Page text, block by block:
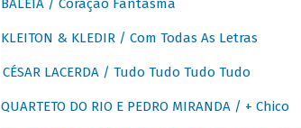
BALEIA / Coração Fantasma
KLEITON & KLEDIR / Com Todas As Letras
CÉSAR LACERDA / Tudo Tudo Tudo Tudo
QUARTETO DO RIO E PEDRO MIRANDA / + Chico